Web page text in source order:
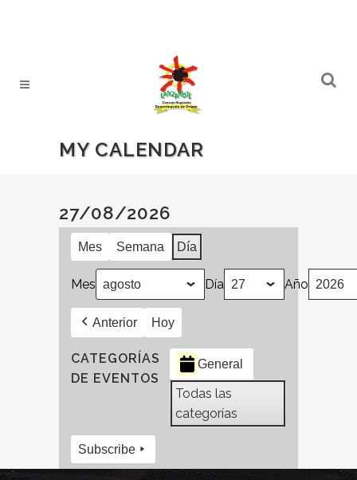
MY CALENDAR
27/08/2026
Mes Semana Día
Mes Día Año
Anterior Hoy
CATEGORÍAS
DE EVENTOS
General
Todas las
categorías
Subscribe